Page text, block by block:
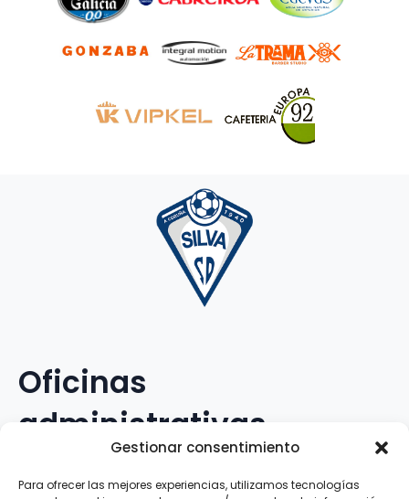
Gestionar consentimiento
Para ofrecer las mejores experiencias, utilizamos tecnologías
Oficinas
administrativas
Avenida Galileo Galilei, 12